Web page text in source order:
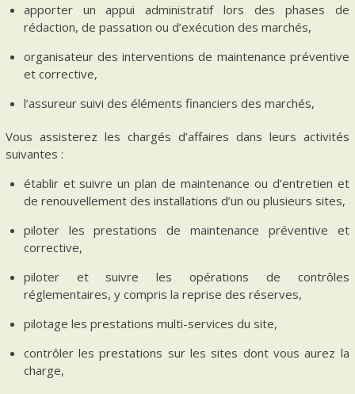
apporter un appui administratif lors des phases de
rédaction, de passation ou d’exécution des marchés,
organisateur des interventions de maintenance préventive
et corrective,
l’assureur suivi des éléments financiers des marchés,
Vous assisterez les chargés d’affaires dans leurs activités
suivantes :
établir et suivre un plan de maintenance ou d’entretien et
de renouvellement des installations d’un ou plusieurs sites,
piloter les prestations de maintenance préventive et
corrective,
piloter et suivre les opérations de contrôles
réglementaires, y compris la reprise des réserves,
pilotage les prestations multi-services du site,
contrôler les prestations sur les sites dont vous aurez la
charge,